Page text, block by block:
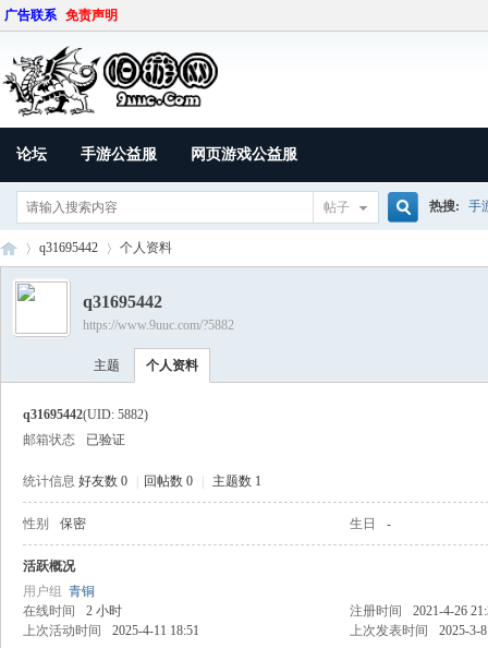
广告联系 免责声明
论坛 手游公益服 网页游戏公益服
帖子 热搜: 手
›
q31695442 个人资料
q31695442
https://www.9uuc.com/?5882
主题 个人资料
q31695442(UID: 5882)
邮箱状态
已验证
统计信息 好友数 0 回帖数 0 主题数 1
性别 保密 生日 -
活跃概况
用户组 青铜
在线时间
2 小时 注册时间
2021-4-26
上次活动时间
2025-4-11 18:51 上次发表时间 2025-3-